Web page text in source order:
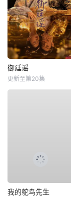
御廷谣
更新至第20集
我的鸵鸟先生